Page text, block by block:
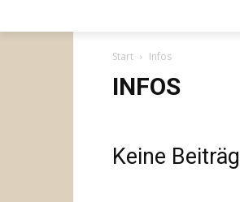
Start Infos
INFOS
Keine